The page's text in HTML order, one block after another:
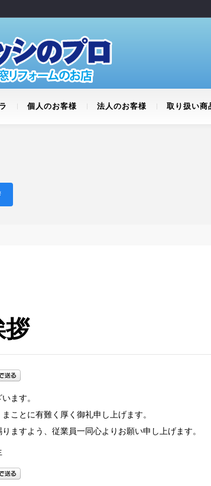
個人のお客様 法人のお客様 取り扱い商
拶
ます。
ことに有難く厚く御礼申し上げます。
ますよう、従業員一同心よりお願い申し上げます。